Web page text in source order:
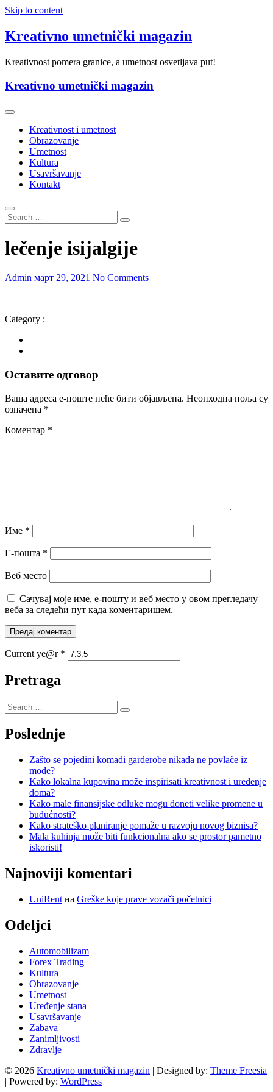
Skip to content
Kreativno umetnički magazin
Kreativnost pomera granice, a umetnost osvetljava put!
Kreativno umetnički magazin
Kreativnost i umetnost
Obrazovanje
Umetnost
Kultura
Usavršavanje
Kontakt
lečenje isijalgije
Admin март 29, 2021 No Comments
Category :
Оставите одговор
Ваша адреса е-поште неће бити објављена. Неопходна поља су
означена *
Коментар *
Име *
Е-пошта *
Веб место
Сачувај моје име, е-пошту и веб место у овом прегледачу
веба за следећи пут када коментаришем.
Current ye@r *
Pretraga
Poslednje
Zašto se pojedini komadi garderobe nikada ne povlače iz
mode?
Kako lokalna kupovina može inspirisati kreativnost i uređenje
doma?
Kako male finansijske odluke mogu doneti velike promene u
budućnosti?
Kako strateško planiranje pomaže u razvoju novog biznisa?
Mala kuhinja može biti funkcionalna ako se prostor pametno
iskoristi!
Najnoviji komentari
UniRent на Greške koje prave vozači početnici
Odeljci
Automobilizam
Forex Trading
Kultura
Obrazovanje
Umetnost
Uređenje stana
Usavršavanje
Zabava
Zanimljivosti
Zdravlje
© 2026 Kreativno umetnički magazin | Designed by: Theme Freesia
| Powered by: WordPress